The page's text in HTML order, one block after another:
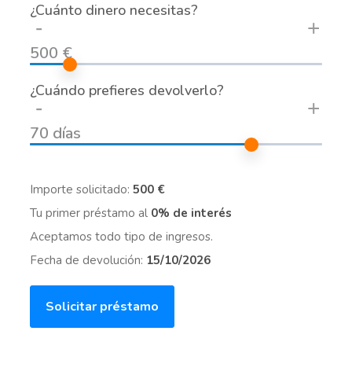
¿Cuánto dinero necesitas?
500 €
- +
¿Cuándo prefieres devolverlo?
70 días
- +
Importe solicitado: 500 €
Tu primer préstamo al 0% de interés
Aceptamos todo tipo de ingresos.
Fecha de devolución: 15/10/2026
Solicitar préstamo